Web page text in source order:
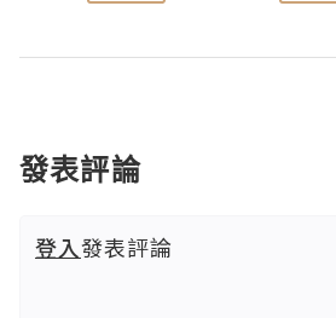
發表評論
登入發表評論